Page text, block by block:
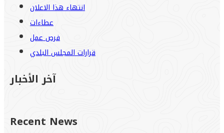
انتهاء هذا الاعلان
عطاءات
فرص عمل
قرارات المجلس البلدي
آخر الأخبار
Recent News